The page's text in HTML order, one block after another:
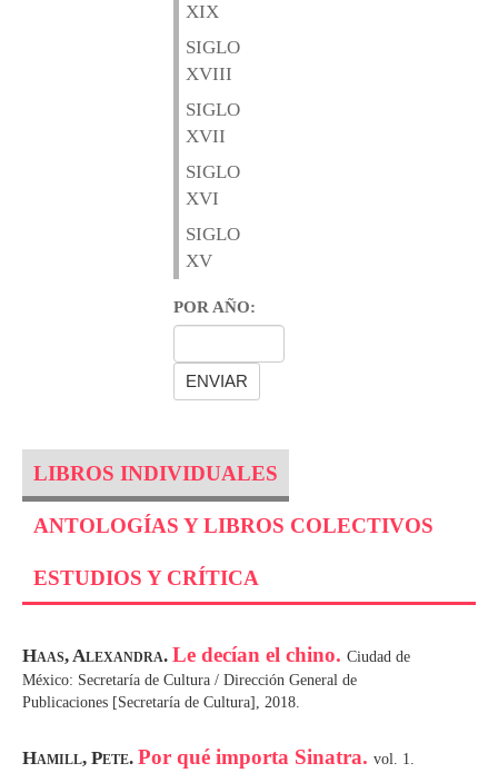
XIX
SIGLO
XVIII
SIGLO
XVII
SIGLO
XVI
SIGLO
XV
POR AÑO:
LIBROS INDIVIDUALES
ANTOLOGÍAS Y LIBROS COLECTIVOS
ESTUDIOS Y CRÍTICA
Haas, Alexandra. Le decían el chino. Ciudad de
México: Secretaría de Cultura / Dirección General de
Publicaciones [Secretaría de Cultura], 2018.
Hamill, Pete. Por qué importa Sinatra. vol. 1.